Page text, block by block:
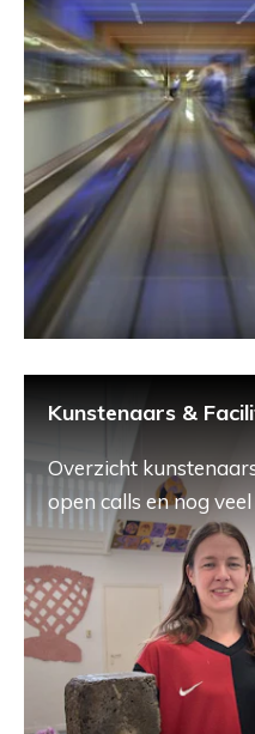
Kunstenaars &
Overzicht
open calls en nog